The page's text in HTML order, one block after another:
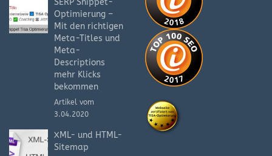
Optimierung –
Mit den richtigen
Meta-Titles und
Meta-
Descriptions
mehr Klicks
bekommen
Artikel vom
3.04.2020
XML- und HTML-
Sitemap